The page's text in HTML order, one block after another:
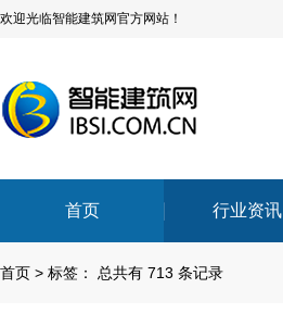
欢迎光临智能建筑网官方网站！
首页 行业资讯
首页 > 标签： 总共有 713 条记录